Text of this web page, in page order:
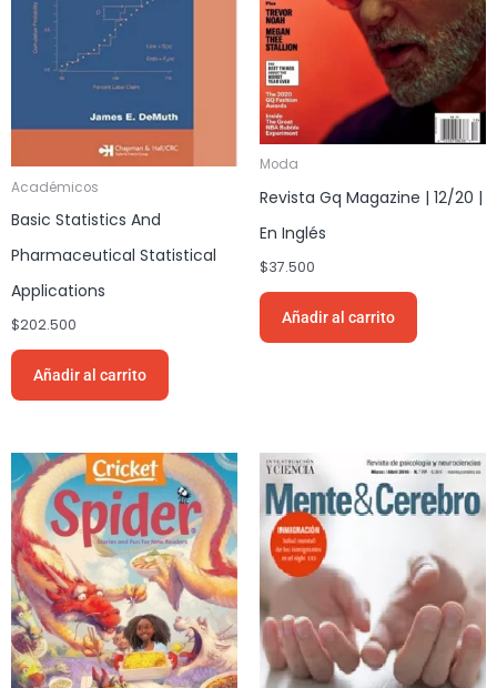
Académicos
Basic Statistics And
Pharmaceutical Statistical
Applications
$202.500
Añadir al carrito
Moda
Revista Gq Magazine | 12/20 |
En Inglés
$37.500
Añadir al carrito